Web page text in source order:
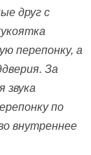
друг с
перепонку, а
За
звука
по
внутреннее